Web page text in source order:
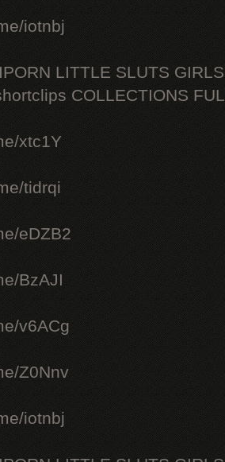
iotnbj
LITTLE SLUTS
COLLECTIONS
xtc1Y
tidrqi
eDZB2
BzAJI
v6ACg
Z0Nnv
iotnbj